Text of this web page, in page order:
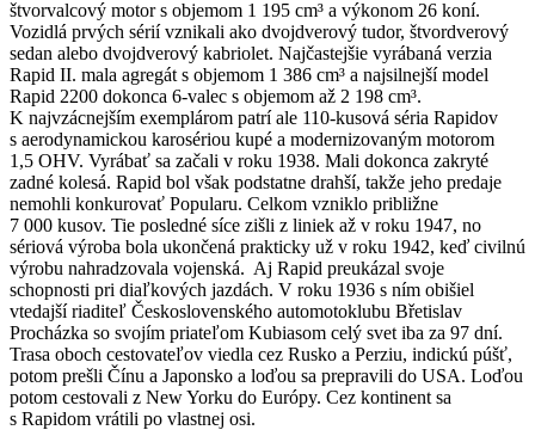
štvorvalcový motor s objemom 1 195 cm³ a výkonom 26 koní.
Vozidlá prvých sérií vznikali ako dvojdverový tudor, štvordverový
sedan alebo dvojdverový kabriolet. Najčastejšie vyrábaná verzia
Rapid II. mala agregát s objemom 1 386 cm³ a najsilnejší model
Rapid 2200 dokonca 6-valec s objemom až 2 198 cm³.
K najvzácnejším exemplárom patrí ale 110-kusová séria Rapidov
s aerodynamickou karosériou kupé a modernizovaným motorom
1,5 OHV. Vyrábať sa začali v roku 1938. Mali dokonca zakryté
zadné kolesá. Rapid bol však podstatne drahší, takže jeho predaje
nemohli konkurovať Popularu. Celkom vzniklo približne
7 000 kusov. Tie posledné síce zišli z liniek až v roku 1947, no
sériová výroba bola ukončená prakticky už v roku 1942, keď civilnú
výrobu nahradzovala vojenská. Aj Rapid preukázal svoje
schopnosti pri diaľkových jazdách. V roku 1936 s ním obišiel
vtedajší riaditeľ Československého automotoklubu Břetislav
Procházka so svojím priateľom Kubiasom celý svet iba za 97 dní.
Trasa oboch cestovateľov viedla cez Rusko a Perziu, indickú púšť,
potom prešli Čínu a Japonsko a loďou sa prepravili do USA. Loďou
potom cestovali z New Yorku do Európy. Cez kontinent sa
s Rapidom vrátili po vlastnej osi.